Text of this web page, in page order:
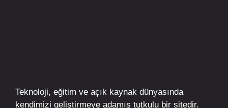
Teknoloji, eğitim ve açık kaynak dünyasında
kendimizi geliştirmeye adamış tutkulu bir sitedir.